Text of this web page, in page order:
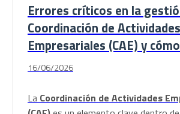
Errores críticos en la
Coordinación de Actividades
Empresariales (CAE) y
16/06/2026
La Coordinación de Actividades